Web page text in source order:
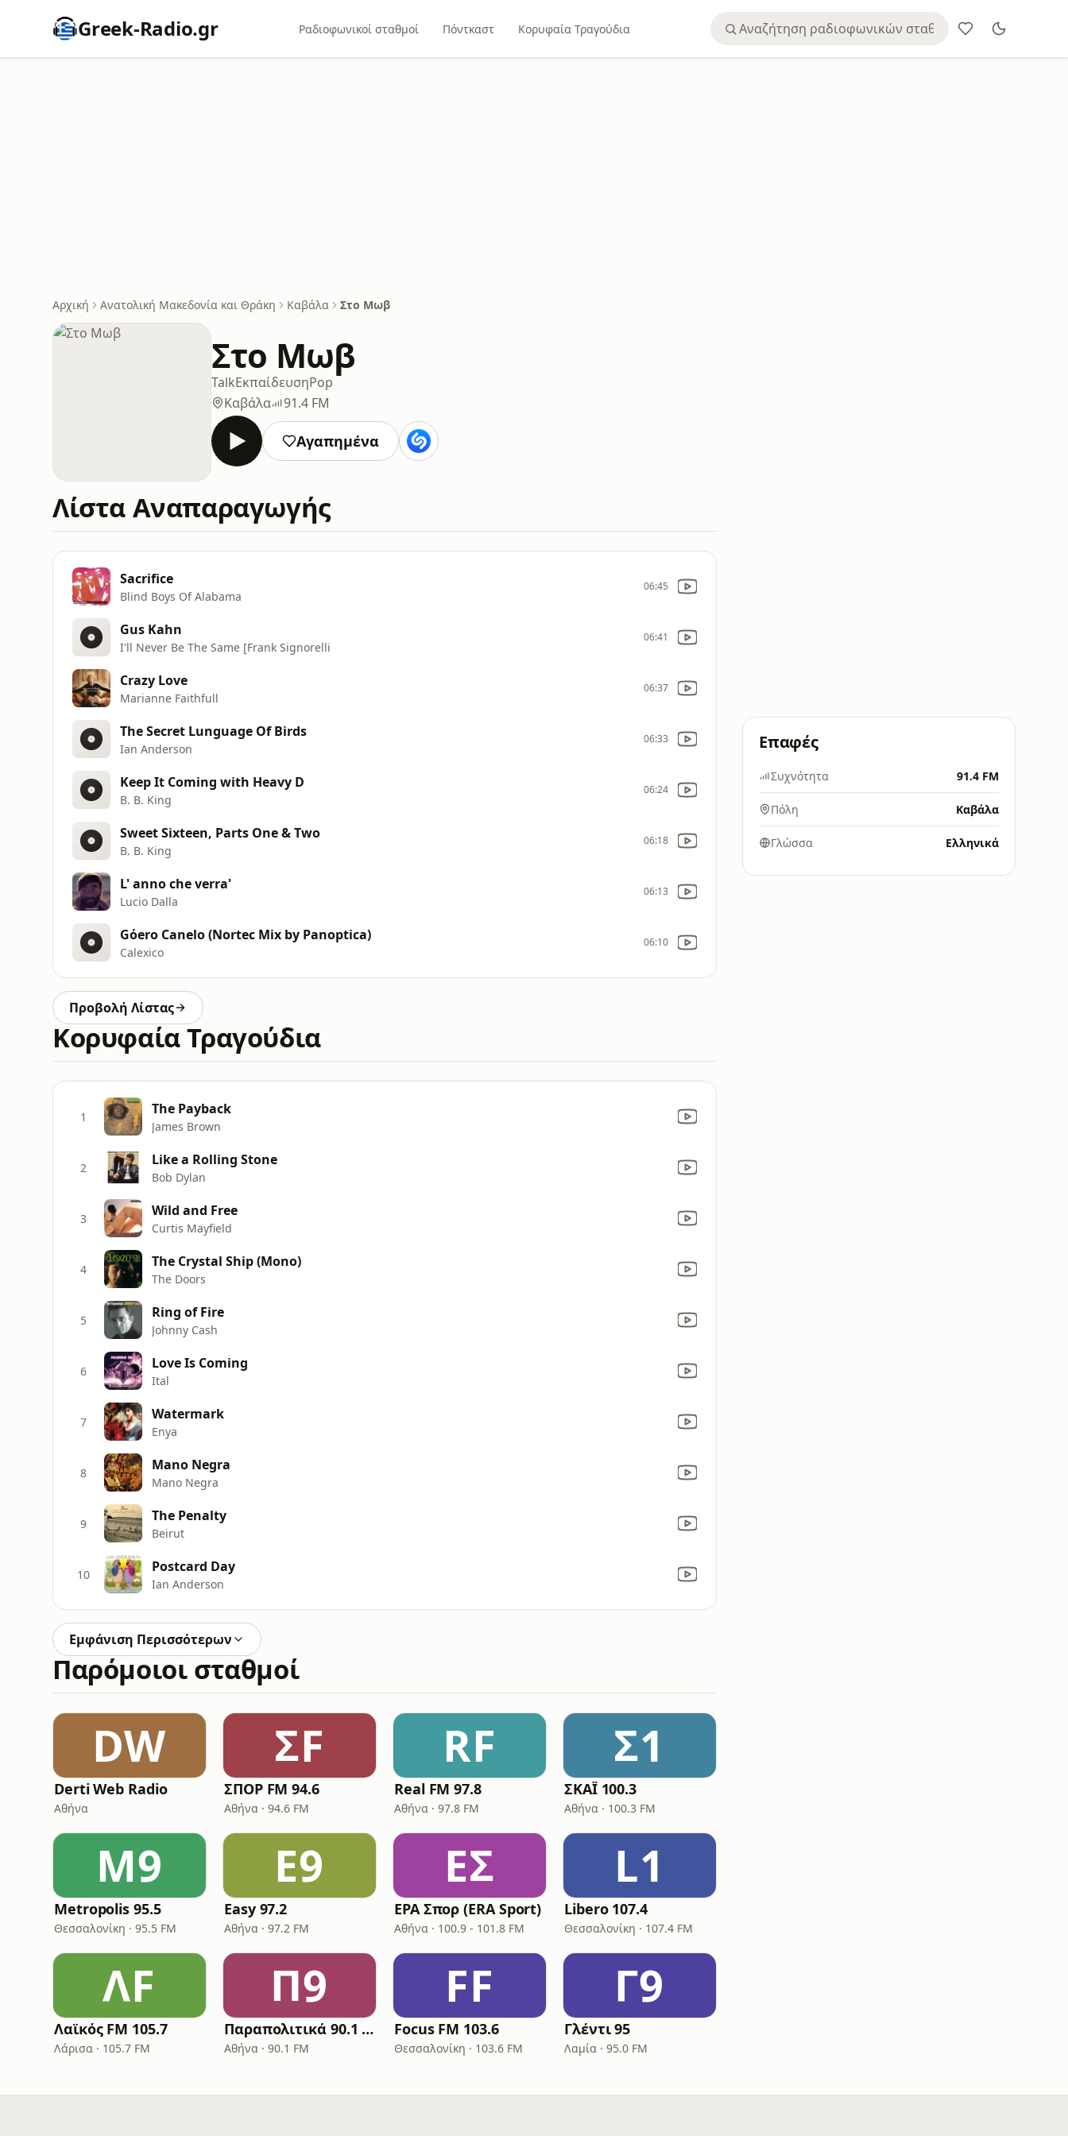
Greek-Radio.gr Ραδιοφωνικοί σταθμοί Πόντκαστ Κορυφαία Τραγούδια
Αρχική Ανατολική Μακεδονία και Θράκη Καβάλα Στο Μωβ
Στο Μωβ
TalkΕκπαίδευσηPop
Καβάλα
91.4 FM
Αγαπημένα
Λίστα Αναπαραγωγής
Sacrifice
Blind Boys Of Alabama
06:45
Gus Kahn
I'll Never Be The Same [Frank Signorelli
06:41
Crazy Love
Marianne Faithfull
06:37
The Secret Lunguage Of Birds
Ian Anderson
06:33
Keep It Coming with Heavy D
B. B. King
06:24
Sweet Sixteen, Parts One & Two
B. B. King
06:18
L' anno che verra'
Lucio Dalla
06:13
Gόero Canelo (Nortec Mix by Panoptica)
Calexico
06:10
Προβολή Λίστας
Κορυφαία Τραγούδια
1 The Payback
James Brown
2 Like a Rolling Stone
Bob Dylan
3 Wild and Free
Curtis Mayfield
4 The Crystal Ship (Mono)
The Doors
5 Ring of Fire
Johnny Cash
6 Love Is Coming
Ital
7 Watermark
Enya
8 Mano Negra
Mano Negra
9 The Penalty
Beirut
10 Postcard Day
Ian Anderson
Εμφάνιση Περισσότερων
Παρόμοιοι σταθμοί
DW
Derti Web Radio
Αθήνα
ΣF
ΣΠΟΡ FM 94.6
Αθήνα · 94.6 FM
RF
Real FM 97.8
Αθήνα · 97.8 FM
Σ1
ΣΚΑΪ 100.3
Αθήνα · 100.3 FM
M9
Metropolis 95.5
Θεσσαλονίκη · 95.5 FM
E9
Easy 97.2
Αθήνα · 97.2 FM
ΕΣ
ΕΡΑ Σπορ (ERA Sport)
Αθήνα · 100.9 - 101.8 FM
L1
Libero 107.4
Θεσσαλονίκη · 107.4 FM
ΛF
Λαϊκός FM 105.7
Λάρισα · 105.7 FM
Π9
Παραπολιτικά 90.1 FM
Αθήνα · 90.1 FM
FF
Focus FM 103.6
Θεσσαλονίκη · 103.6 FM
Γ9
Γλέντι 95
Λαμία · 95.0 FM
Επαφές
Συχνότητα 91.4 FM
Πόλη Καβάλα
Γλώσσα Ελληνικά